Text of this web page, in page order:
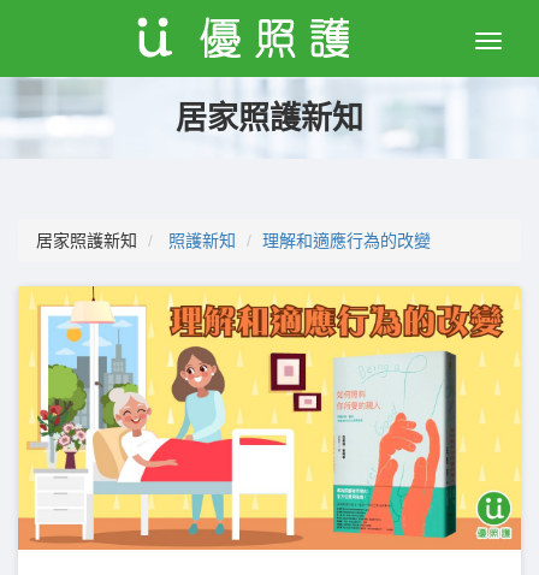
Toggle
居家照護新知
居家照護新知 照護新知 理解和適應行為的改變